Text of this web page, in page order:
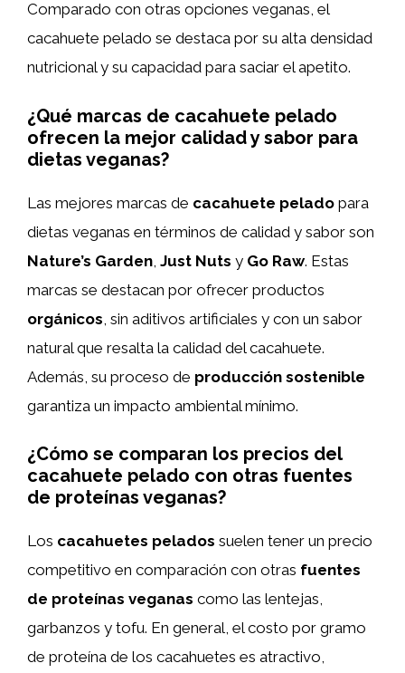
Comparado con otras opciones veganas, el
cacahuete pelado se destaca por su alta densidad
nutricional y su capacidad para saciar el apetito.
¿Qué marcas de cacahuete pelado
ofrecen la mejor calidad y sabor para
dietas veganas?
Las mejores marcas de cacahuete pelado para
dietas veganas en términos de calidad y sabor son
Nature’s Garden Just Nuts y Go Raw. Estas
marcas se destacan por ofrecer productos
orgánicos , sin aditivos artificiales y con un sabor
natural que resalta la calidad del cacahuete.
Además, su proceso de producción sostenible
garantiza un impacto ambiental mínimo.
¿Cómo se comparan los precios del
cacahuete pelado con otras fuentes
de proteínas veganas?
Los cacahuetes pelados suelen tener un precio
competitivo en comparación con otras fuentes
de proteínas veganas como las lentejas,
garbanzos y tofu. En general, el costo por gramo
de proteína de los cacahuetes es atractivo,